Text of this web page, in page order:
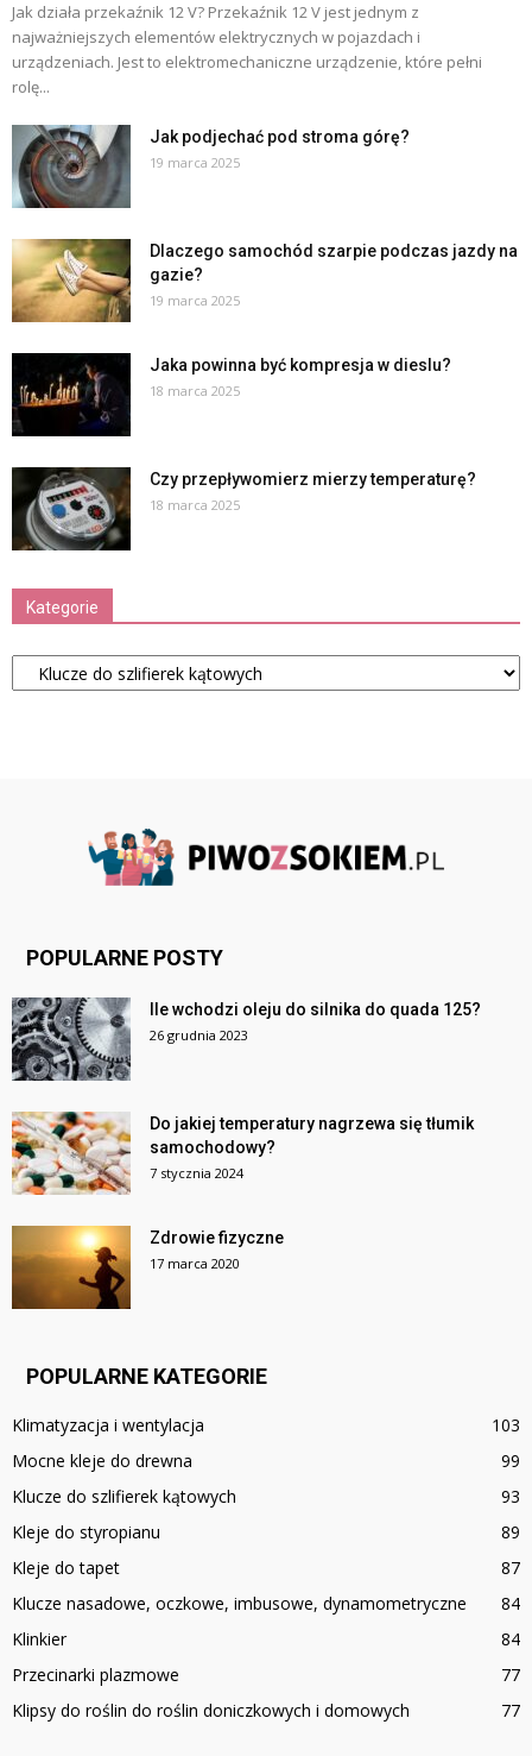
Jak działa przekaźnik 12 V? Przekaźnik 12 V jest jednym z
najważniejszych elementów elektrycznych w pojazdach i
urządzeniach. Jest to elektromechaniczne urządzenie, które pełni
rolę...
Jak podjechać pod stroma górę?
19 marca 2025
Dlaczego samochód szarpie podczas jazdy na
gazie?
19 marca 2025
Jaka powinna być kompresja w dieslu?
18 marca 2025
Czy przepływomierz mierzy temperaturę?
18 marca 2025
Kategorie
Kategorie
POPULARNE POSTY
Ile wchodzi oleju do silnika do quada 125?
26 grudnia 2023
Do jakiej temperatury nagrzewa się tłumik
samochodowy?
7 stycznia 2024
Zdrowie fizyczne
17 marca 2020
POPULARNE KATEGORIE
Klimatyzacja i wentylacja
103
Mocne kleje do drewna
99
Klucze do szlifierek kątowych
93
Kleje do styropianu
89
Kleje do tapet
87
Klucze nasadowe, oczkowe, imbusowe, dynamometryczne
84
Klinkier
84
Przecinarki plazmowe
77
Klipsy do roślin do roślin doniczkowych i domowych
77